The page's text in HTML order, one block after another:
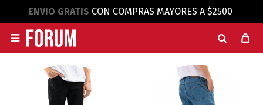
ENVIO GRATIS CON COMPRAS MAYORES A $2500
